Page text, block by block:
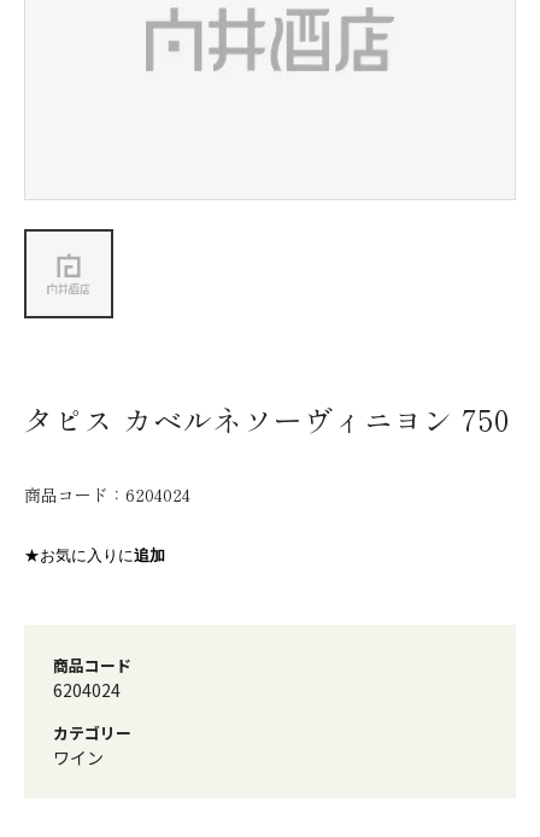
会社情報
タピス カベルネソーヴィニヨン 750
商品コード： 6204024
★お気に入りに追加
商品コード
6204024
カテゴリー
ワイン